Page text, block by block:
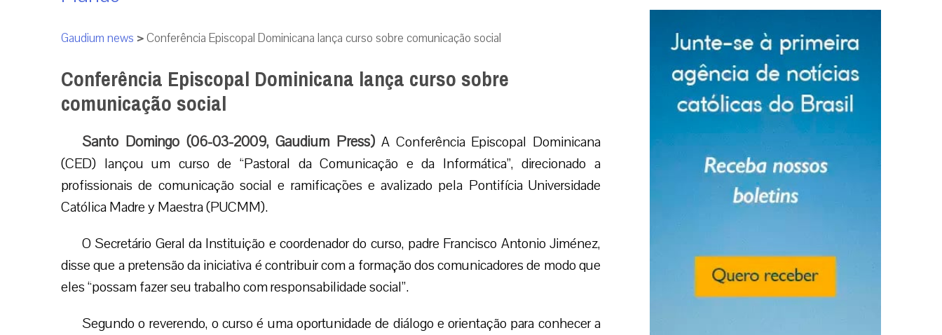
Gaudium news >Conferência Episcopal Dominicana lança curso sobre comunicação social
Conferência Episcopal Dominicana lança curso sobre
comunicação social
Santo Domingo (06-03-2009, Gaudium Press) A Conferência Episcopal Dominicana
(CED) lançou um curso de “Pastoral da Comunicação e da Informática”, direcionado a
profissionais de comunicação social e ramificações e avalizado pela Pontifícia Universidade
Católica Madre y Maestra (PUCMM).
O Secretário Geral da Instituição e coordenador do curso, padre Francisco Antonio Jiménez,
disse que a pretensão da iniciativa é contribuir com a formação dos comunicadores de modo que
eles “possam fazer seu trabalho com responsabilidade social”.
Segundo o reverendo, o curso é uma oportunidade de diálogo e orientação para conhecer a